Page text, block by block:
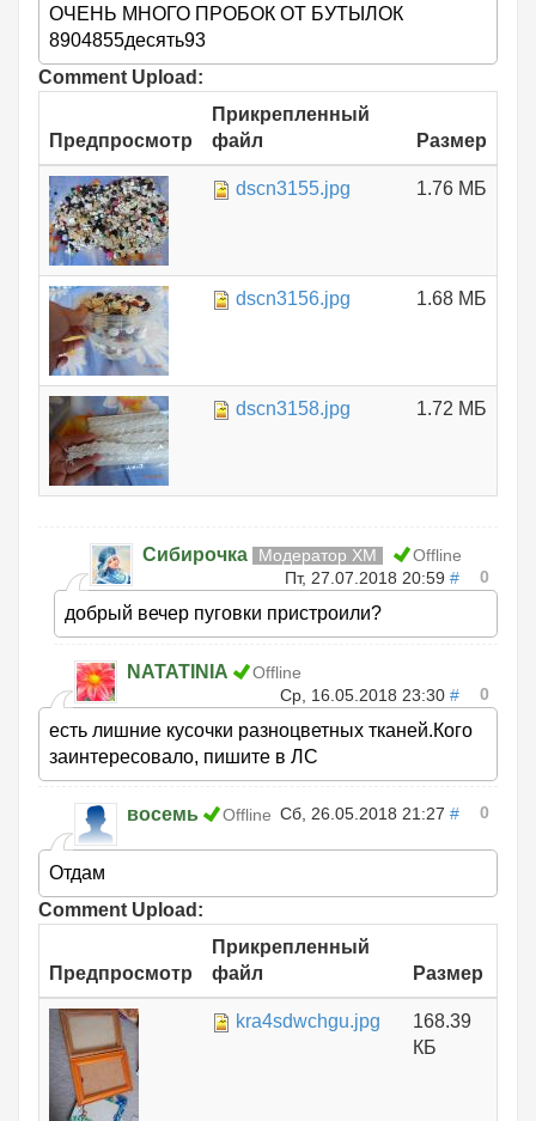
ОЧЕНЬ МНОГО ПРОБОК ОТ БУТЫЛОК
8904855десять93
Comment Upload:
Предпросмотр
Прикрепленный
файл
Размер
dscn3155.jpg 1.76 МБ
dscn3156.jpg 1.68 МБ
dscn3158.jpg 1.72 МБ
Сибирочка Модератор ХМ
Offline
Пт, 27.07.2018 20:59 # 0
добрый вечер пуговки пристроили?
NATATINIA
Offline
Ср, 16.05.2018 23:30 # 0
есть лишние кусочки разноцветных тканей.Кого
заинтересовало, пишите в ЛС
восемь Offline Сб, 26.05.2018 21:27 # 0
Отдам
Comment Upload:
Предпросмотр
Прикрепленный
файл
Размер
kra4sdwchgu.jpg
168.39
КБ